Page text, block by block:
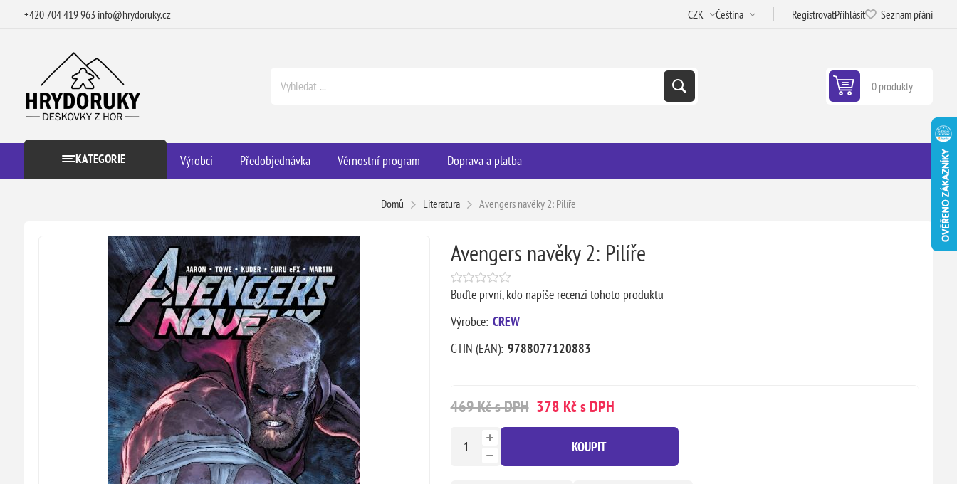
+420 704 419 963 info@hrydoruky.cz RegistrovatPřihlásit Seznam přání
0 produkty
KATEGORIE Výrobci Předobjednávka Věrnostní program Doprava a platba
Domů Literatura Avengers navěky 2: Pilíře
Avengers navěky 2: Pilíře
Buďte první, kdo napíše recenzi tohoto produktu
Výrobce: CREW
GTIN (EAN): 9788077120883
469 Kč s DPH 378 Kč s DPH
KOUPIT